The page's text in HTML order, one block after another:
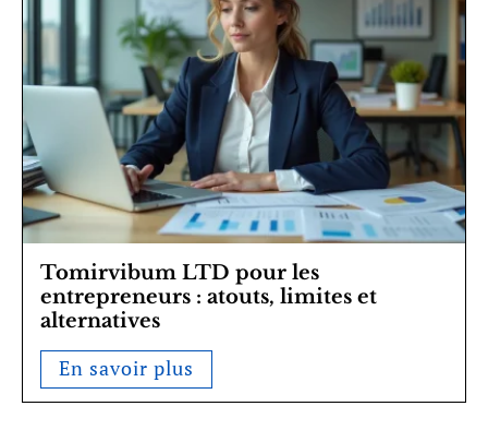
Tomirvibum LTD pour les
entrepreneurs : atouts, limites et
alternatives
En savoir plus